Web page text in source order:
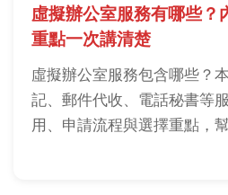
虛擬辦公室服務有哪些？
重點一次講清楚
虛擬辦公室服務包含哪些？
記、郵件代收、電話秘書等
用、申請流程與選擇重點，